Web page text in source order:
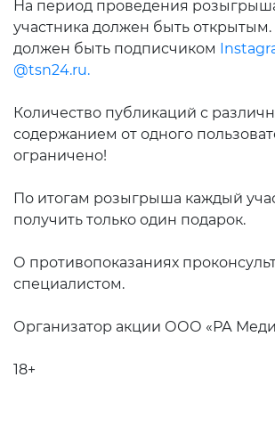
На период проведения
участника должен быть открытым.
должен быть подписчиком
@tsn24.ru.
Количество публикаций с
содержанием от одного
ограничено!
По итогам розыгрыша каждый
получить только один подарок.
О противопоказаниях
специалистом.
Организатор акции ООО «РА
18+